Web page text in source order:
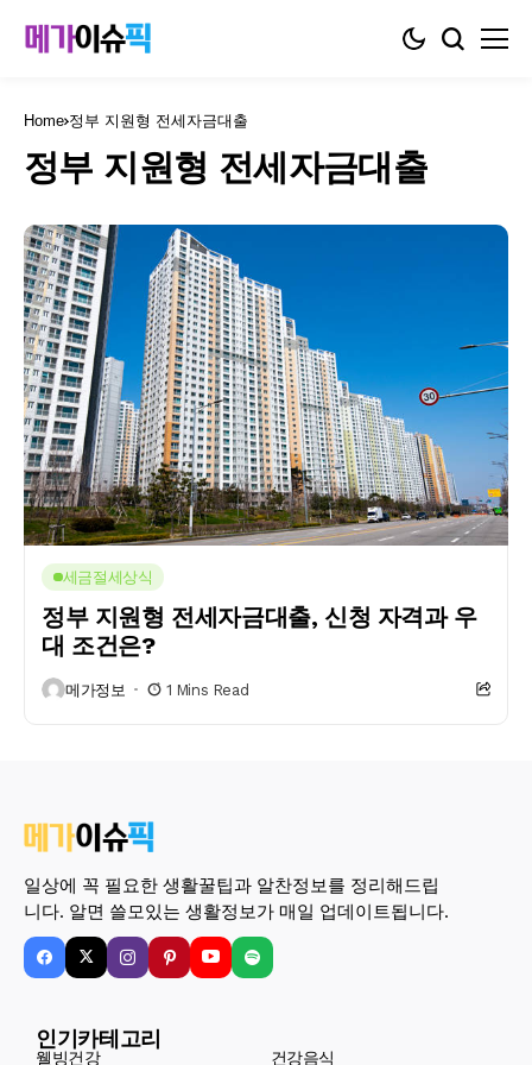
Home 정부 지원형 전세자금대출
정부 지원형 전세자금대출
세금절세상식
정부 지원형 전세자금대출, 신청 자격과 우
대 조건은?
메가정보 1 Mins Read
일상에 꼭 필요한 생활꿀팁과 알찬정보를 정리해드립
니다. 알면 쓸모있는 생활정보가 매일 업데이트됩니다.
인기카테고리
웰빙건강 건강음식